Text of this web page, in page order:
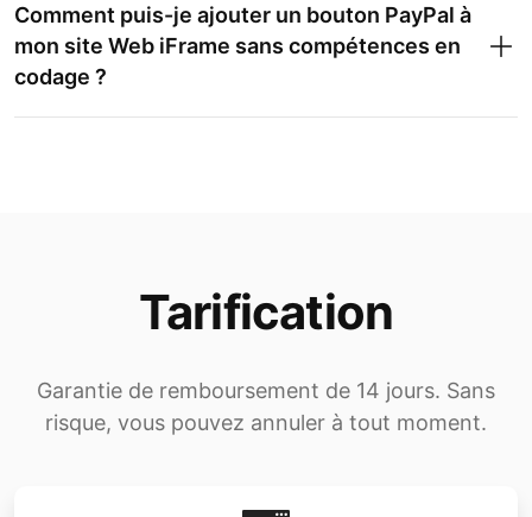
Comment puis-je ajouter un bouton PayPal à
mon site Web iFrame sans compétences en
codage ?
Tarification
Garantie de remboursement de 14 jours. Sans
risque, vous pouvez annuler à tout moment.